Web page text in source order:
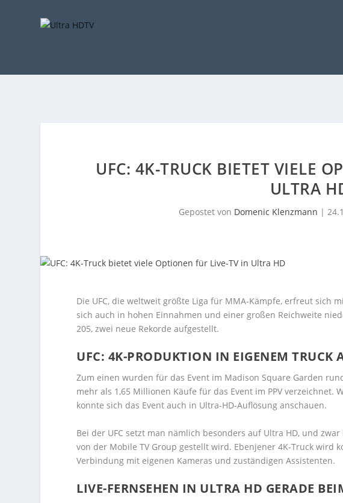
UFC: 4K-TRUCK BIETET VIELE
ULTRA
Gepostet von Domenic Klenzmann |
Die UFC, die weltweit größte Liga für MMA-Kämpfe, erfreut sich
sich auch in hohen Einnahmen und einer großen Reichweite
205, zwei neue Rekorde aufgestellt.
UFC: 4K-PRODUKTION IN EIGENEM TRUCK
Zum einen wurden für das Event im Madison Square Garden
mehr als 1,65 Millionen Käufe für das Event im PPV verzeichnet.
konnte sich das Event auch in Ultra-HD-Auflösung anschauen.
Bei der UFC setzt man nämlich besonders auf Ultra HD, und
von der Mobile TV Group gestellt wird. Ebenjener 4K-Truck wird
Verbindung mit eigenen Kameras und zuständigen Assistenten.
LIVE-FERNSEHEN IN ULTRA HD GERADE